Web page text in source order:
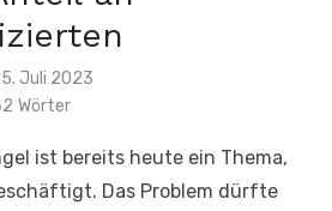
Juli 2023
Wörter
ist bereits heute ein Thema,
Das Problem dürfte